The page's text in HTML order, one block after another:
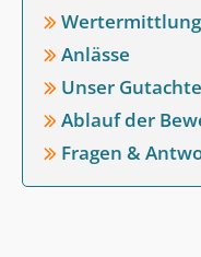
Anlässe
Unser
Ablauf der
Fragen &